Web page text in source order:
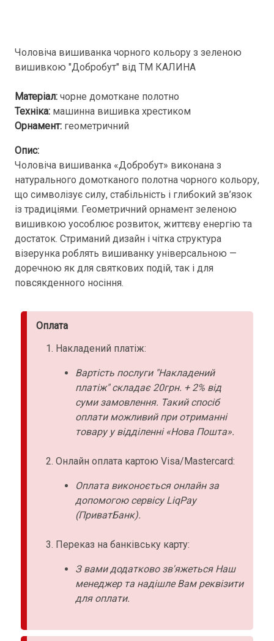
Чоловіча вишиванка чорного кольору з зеленою
вишивкою "Добробут" від ТМ КАЛИНА
Матеріал: чорне домоткане полотно
Техніка: машинна вишивка хрестиком
Орнамент: геометричний
Опис:
Чоловіча вишиванка «Добробут» виконана з
натурального домотканого полотна чорного кольору,
що символізує силу, стабільність і глибокий зв’язок
із традиціями. Геометричний орнамент зеленою
вишивкою уособлює розвиток, життєву енергію та
достаток. Стриманий дизайн і чітка структура
візерунка роблять вишиванку універсальною —
доречною як для святкових подій, так і для
повсякденного носіння.
Оплата
Накладений платіж:
Вартість послуги "Накладений
платіж" складає 20грн. + 2% від
суми замовлення. Такий спосіб
оплати можливий при отриманні
товару у відділенні «Нова Пошта».
Онлайн оплата картою Visa/Mastercard:
Оплата виконоється онлайн за
допомогою сервісу LiqPay
(ПриватБанк).
Переказ на банківську карту:
З вами додатково зв'яжеться Наш
менеджер та надішле Вам реквізити
для оплати.